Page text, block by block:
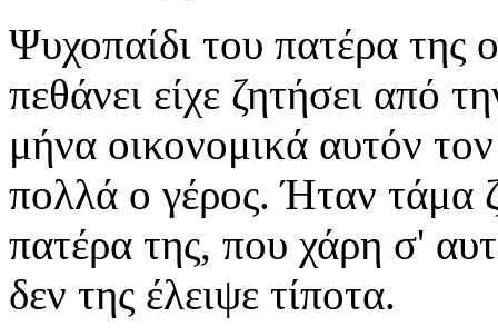
Ψυχοπαίδι του πατέρα
πεθάνει είχε ζητήσει από
μήνα οικονομικά αυτόν
πολλά ο γέρος. Ήταν τάμα
πατέρα της, που χάρη σ'
δεν της έλειψε τίποτα.